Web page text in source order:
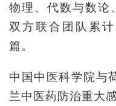
物理、代数与数论
双方联合团队累
篇。
中国中医科学院与
兰中医药防治重大